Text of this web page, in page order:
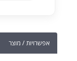
אפשרויות / מוצר